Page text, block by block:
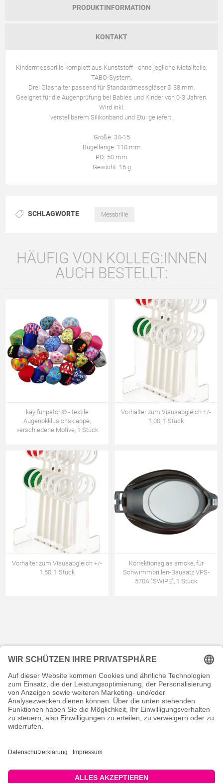
PRODUKTINFORMATION
KONTAKT
Kindermessbrille komplett aus Kunststoff - ohne jegliche Metallteile,
TABO-System,
Drei Glashalter passend für Standardmessgläser Ø 38 mm.
Geeignet für die Augenprüfung bei Babies und Kinder von 0-3 Jahren.
Wird inkl.
verstellbarem Silikonband und Etui geliefert.
Größe: 34-15
Bügellänge: 110 mm
PD: 50 mm
Gewicht: 16 g
SCHLAGWORTE Messbrille
HÄUFIG VON KOLLEG:INNEN
AUCH BESTELLT:
kay funpatch® - textile
Augenokklusionsklappe,
verschiedene Motive, 1 Stück
Vorhalter zum Visusabgleich +/-
1,00, 1 Stück
Vorhalter zum Visusabgleich +/-
1,50, 1 Stück
Korrektionsglas smoke, für
Schwimmbrillen-Bausatz VPS-
570A "SWIPE", 1 Stück
KONTAKT
RECHTLICHES
INFORMATIVES